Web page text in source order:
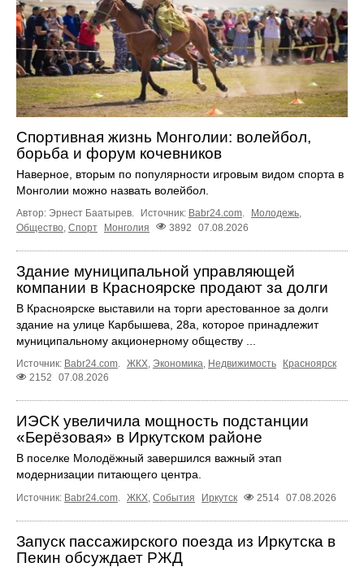
Спортивная жизнь Монголии: волейбол,
борьба и форум кочевников
Наверное, вторым по популярности игровым видом спорта в
Монголии можно назвать волейбол.
Автор: Эрнест Баатырев. Источник: Babr24.com. Молодежь,
Общество Спорт Монголия 3892 07.08.2026
Здание муниципальной управляющей
компании в Красноярске продают за долги
В Красноярске выставили на торги арестованное за долги
здание на улице Карбышева, 28а, которое принадлежит
муниципальному акционерному обществу ...
Источник: Babr24.com ЖКХ Экономика Недвижимость
Красноярск
2152
07.08.2026
ИЭСК увеличила мощность подстанции
«Берёзовая» в Иркутском районе
В поселке Молодёжный завершился важный этап
модернизации питающего центра.
Источник: Babr24.com ЖКХ События Иркутск 2514 07.08.2026
Запуск пассажирского поезда из Иркутска в
Пекин обсуждает РЖД